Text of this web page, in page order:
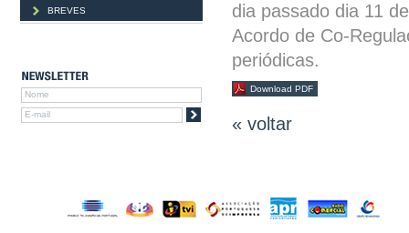
BREVES
dia passado dia 11
Acordo de Co-
periódicas.
Download PDF
« voltar